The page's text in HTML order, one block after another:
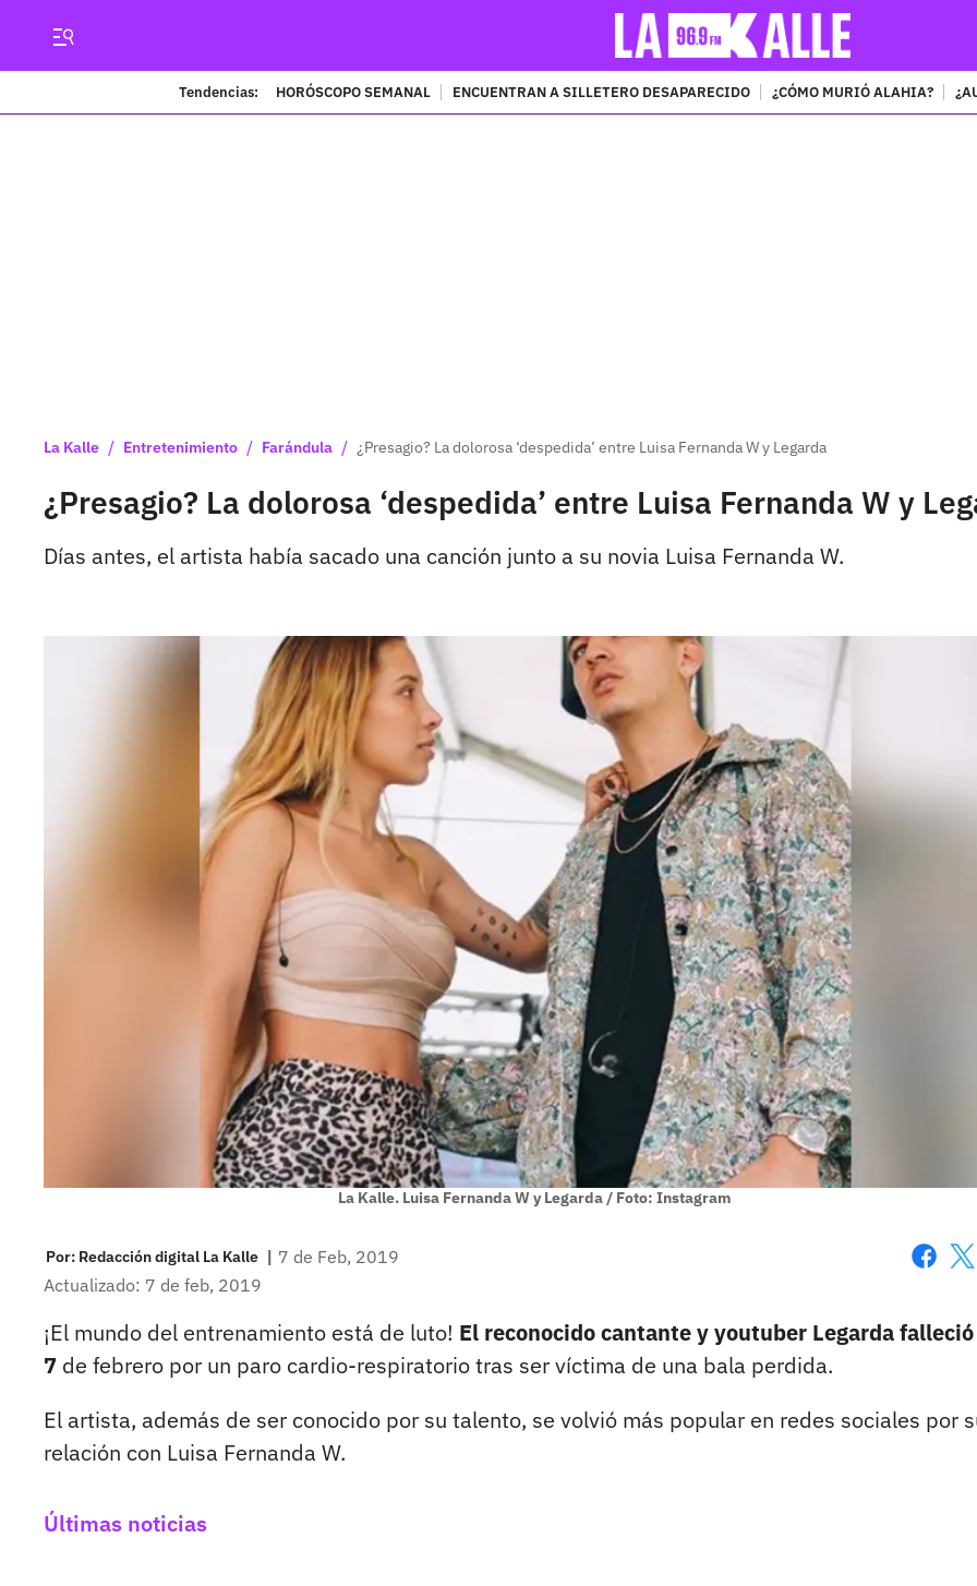
Tendencias: HORÓSCOPO SEMANAL ENCUENTRAN A SILLETERO DESAPARECIDO ¿CÓMO MURIÓ ALAHIA?
La Kalle / Entretenimiento / Farándula / ¿Presagio? La dolorosa ‘despedida’ entre Luisa Fernanda W y Legarda
¿Presagio? La dolorosa ‘despedida’ entre Luisa Fernanda W y
Días antes, el artista había sacado una canción junto a su novia Luisa Fernanda W.
La Kalle. Luisa Fernanda W y Legarda / Foto: Instagram
Por: Redacción digital La Kalle | 7 de Feb, 2019
Actualizado: 7 de feb, 2019
¡El mundo del entrenamiento está de luto! El reconocido cantante y youtuber Legarda
7 de febrero por un paro cardio-respiratorio tras ser víctima de una bala perdida.
El artista, además de ser conocido por su talento, se volvió más popular en redes sociales por
relación con Luisa Fernanda W.
Últimas noticias